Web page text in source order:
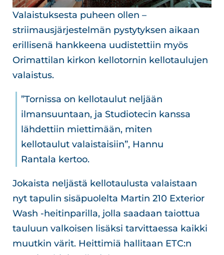
Valaistuksesta puheen ollen –
striimausjärjestelmän pystytyksen aikaan
erillisenä hankkeena uudistettiin myös
Orimattilan kirkon kellotornin kellotaulujen
valaistus.
”Tornissa on kellotaulut neljään
ilmansuuntaan, ja Studiotecin kanssa
lähdettiin miettimään, miten
kellotaulut valaistaisiin”, Hannu
Rantala kertoo.
Jokaista neljästä kellotaulusta valaistaan
nyt tapulin sisäpuolelta Martin 210 Exterior
Wash -heitinparilla, jolla saadaan taiottua
tauluun valkoisen lisäksi tarvittaessa kaikki
muutkin värit. Heittimiä hallitaan ETC:n